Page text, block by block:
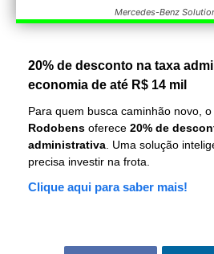
Mercedes-Benz
20% de desconto na taxa
economia de até R$ 14 mil
Para quem busca caminhão novo, o
Rodobens oferece 20% de
administrativa . Uma solução
precisa investir na frota.
Clique aqui para saber mais!